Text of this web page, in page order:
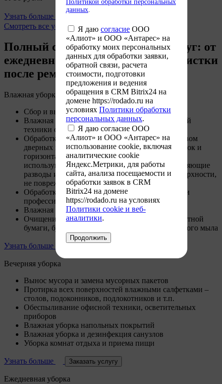
Политикой обработки персональных
данных
Я даю согласие ООО
«Алиот» и ООО «Антарес» на
обработку моих персональных
данных для обработки заявки,
обратной связи, расчета
стоимости, подготовки
предложения и ведения
обращения в CRM Bitrix24 на
домене https://rodado.ru на
условиях Политики обработки
персональных данных.
Я даю согласие ООО
«Алиот» и ООО «Антарес» на
использование cookie, включая
аналитические cookie
Яндекс.Метрики, для работы
сайта, анализа посещаемости и
обработки заявок в CRM
Bitrix24 на домене
https://rodado.ru на условиях
Политики cookie и веб-
аналитики.
Продолжить
Узнать больше
Смотреть все услуги
Полный спектр клининговых услуг: от
ежедневной уборки до глубокой чистки
после ремонта
Влажная уборка
Сбор и вынос мусора
Влажная уборка мебели, подоконников, офисной
техники от пыли
Обработка моющим дезинфицирующим средством
дверных и оконных ручек, выключателей, розеток и
горизонтальных поверхностей. Для обработки
используются специальные салфетки, не оставляющие
разводы и деликатно обрабатывающие все поверхности,
не повреждая их
Обработка напольных покрытий, мягкой мебели
профессиональными пылесосами
Влажная и сухая уборка напольных покрытий
Очищение и дезинфекция санузла, замена туалетной
бумаги, бумажных полотенец, добавление жидкого мыла
Узнать больше
Вечерняя уборка
Вынос мусора и замена мусорных пакетов
Протирка всех поверхностей влажными салфетками –
столов, подоконников, подлокотников и т.п.
Обеспыливание офисной техники, осветительных
приборов
Влажная уборка напольных покрытий
Влажная уборка и дезинфекция санузлов
Уборка комнат отдыха и приема пищи
Узнать больше Заказать услугу
Ежедневная уборка